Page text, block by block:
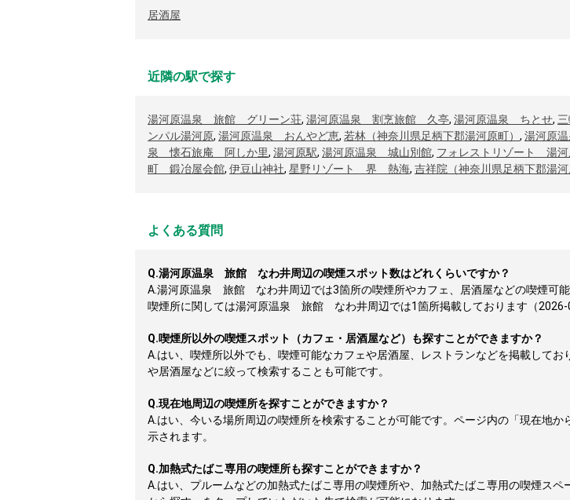
居酒屋
近隣の駅で探す
湯河原温泉 旅館 グリーン荘, 湯河原温泉 割烹旅館 久亭, 湯河原温泉 ちとせ,
ンパル湯河原, 湯河原温泉 おんやど恵, 若林（神奈川県足柄下郡湯河原町） , 湯河原
泉 懐石旅庵 阿しか里, 湯河原駅, 湯河原温泉 城山別館, フォレストリゾート 湯
町 鍛冶屋会館, 伊豆山神社, 星野リゾート 界 熱海, 吉祥院（神奈川県足柄下郡湯河
よくある質問
Q.湯河原温泉 旅館 なわ井周辺の喫煙スポット数はどれくらいですか？
A.湯河原温泉 旅館 なわ井周辺では3箇所の喫煙所やカフェ、居酒屋などの喫煙可
喫煙所に関しては湯河原温泉 旅館 なわ井周辺では1箇所掲載しております（2026-
Q.喫煙所以外の喫煙スポット（カフェ・居酒屋など）も探すことができますか？
A. はい、喫煙所以外でも、喫煙可能なカフェや居酒屋、レストランなどを掲載して
や居酒屋などに絞って検索することも可能です。
Q.現在地周辺の喫煙所を探すことができますか？
A. はい、今いる場所周辺の喫煙所を検索することが可能です。ページ内の「現在地
示されます。
Q.加熱式たばこ専用の喫煙所も探すことができますか？
A. はい、プルームなどの加熱式たばこ専用の喫煙所や、加熱式たばこ専用の喫煙ス